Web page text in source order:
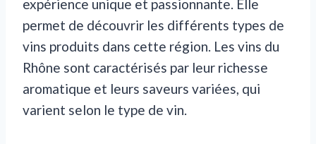
expérience unique et passionnante. Elle
permet de découvrir les différents types de
vins produits dans cette région. Les vins du
Rhône sont caractérisés par leur richesse
aromatique et leurs saveurs variées, qui
varient selon le type de vin.